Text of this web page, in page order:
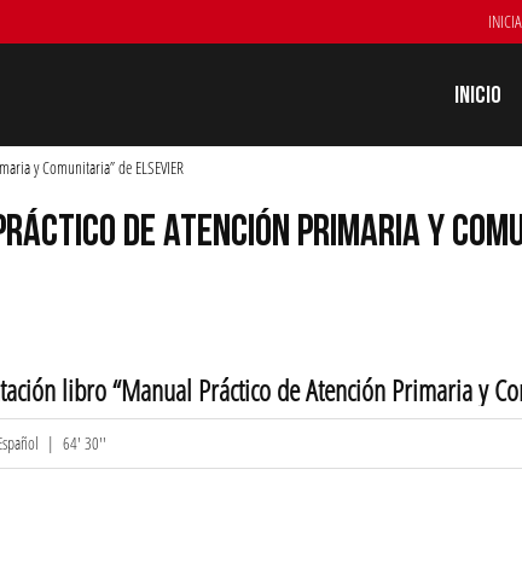
Inicio
y Comunitaria” de ELSEVIER
DE ATENCIÓN PRIMARIA Y
libro “Manual Práctico de Atención Primaria y
| 64' 30''